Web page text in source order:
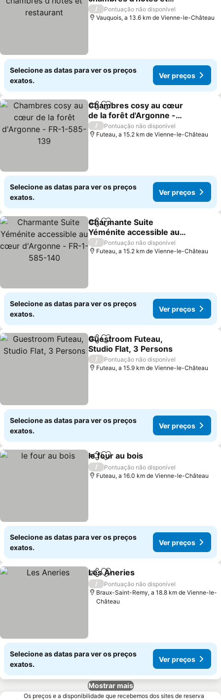
restaurant
/
Pontuação não disponível
Vauquois, a 13.6 km de Vienne-le-Château
Selecione as datas para ver os preços
exatos.
Ver preços
PartilharAdicionar aos favoritos
Chambres cosy au cœur
de la forêt d'Argonne -
FR-1-585-139
/
Pontuação não disponível
Futeau, a 15.2 km de Vienne-le-Château
Selecione as datas para ver os preços
exatos.
Ver preços
PartilharAdicionar aos favoritos
Charmante Suite
Yéménite accessible au
cœur d'Argonne - FR-1-
585-140
/
Pontuação não disponível
Futeau, a 15.2 km de Vienne-le-Château
Selecione as datas para ver os preços
exatos.
Ver preços
PartilharAdicionar aos favoritos
Guestroom Futeau,
Studio Flat, 3 Persons
/
Pontuação não disponível
Futeau, a 15.9 km de Vienne-le-Château
Selecione as datas para ver os preços
exatos.
Ver preços
PartilharAdicionar aos favoritos
le four au bois
/
Pontuação não disponível
Futeau, a 16.0 km de Vienne-le-Château
Selecione as datas para ver os preços
exatos.
Ver preços
PartilharAdicionar aos favoritos
Les Aneries
/
Pontuação não disponível
Braux-Saint-Remy, a 18.8 km de Vienne-le-
Château
Selecione as datas para ver os preços
exatos.
Ver preços
Mostrar mais
Os preços e a disponibilidade que recebemos dos sites de reserva